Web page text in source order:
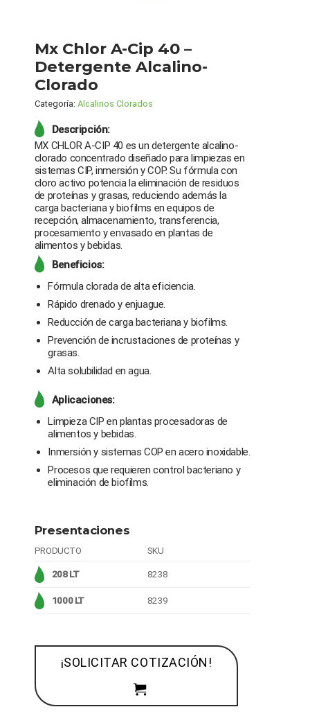
Mx Chlor A-Cip 40 –
Detergente Alcalino-
Clorado
Categoría: Alcalinos Clorados
Descripción:
MX CHLOR A-CIP 40 es un detergente alcalino-
clorado concentrado diseñado para limpiezas en
sistemas CIP, inmersión y COP. Su fórmula con
cloro activo potencia la eliminación de residuos
de proteínas y grasas, reduciendo además la
carga bacteriana y biofilms en equipos de
recepción, almacenamiento, transferencia,
procesamiento y envasado en plantas de
alimentos y bebidas.
Beneficios:
Fórmula clorada de alta eficiencia.
Rápido drenado y enjuague.
Reducción de carga bacteriana y biofilms.
Prevención de incrustaciones de proteínas y
grasas.
Alta solubilidad en agua.
Aplicaciones:
Limpieza CIP en plantas procesadoras de
alimentos y bebidas.
Inmersión y sistemas COP en acero inoxidable.
Procesos que requieren control bacteriano y
eliminación de biofilms.
Presentaciones
PRODUCTO SKU
208 LT 8238
1000 LT 8239
¡SOLICITAR COTIZACIÓN!